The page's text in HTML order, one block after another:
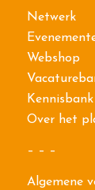
Netwerk
Webshop
Kennisbank
Over het
– – –
Algemene